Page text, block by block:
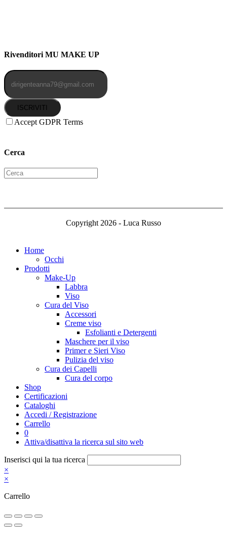
Rivenditori MU MAKE UP
ISCRIVITI
Accept GDPR Terms
Cerca
Copyright 2026 - Luca Russo
Home
Occhi
Prodotti
Make-Up
Labbra
Viso
Cura del Viso
Accessori
Creme viso
Esfolianti e Detergenti
Maschere per il viso
Primer e Sieri Viso
Pulizia del viso
Cura dei Capelli
Cura del corpo
Shop
Certificazioni
Cataloghi
Accedi / Registrazione
Carrello
0
Attiva/disattiva la ricerca sul sito web
Inserisci qui la tua ricerca
×
×
Carrello